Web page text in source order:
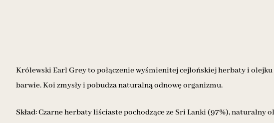
Królewski Earl Grey to połączenie wyśmienitej cejlońskiej herbaty i
barwie. Koi zmysły i pobudza naturalną odnowę organizmu.
Skład:Czarne herbaty liściaste pochodzące ze Sri Lanki (97%), naturalny